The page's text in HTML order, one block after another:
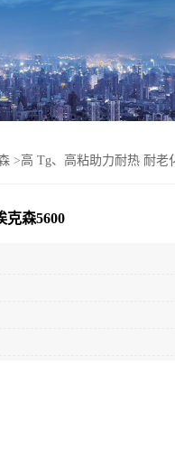
>高 Tg、高粘助力耐热 耐老
克森5600